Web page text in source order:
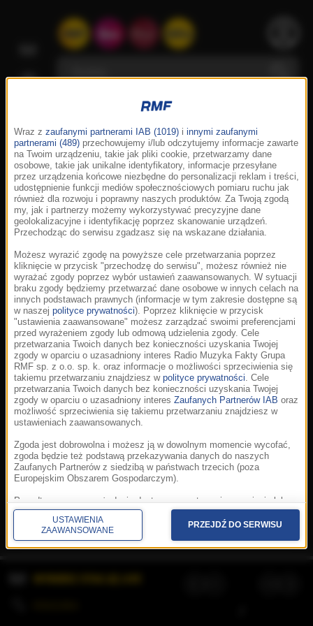
Korzystanie z portalu oznacza akceptację
Prywatność.Aplikacje.© 2026 Radio Muzyka
Fakty Grupa RMF sp. z o.o. sp. k.
Wraz z zaufanymi partnerami IAB (1019) i innymi zaufanymi
partnerami (489) przechowujemy i/lub odczytujemy informacje zawarte
na Twoim urządzeniu, takie jak pliki cookie, przetwarzamy dane
osobowe, takie jak unikalne identyfikatory, informacje przesyłane
przez urządzenia końcowe niezbędne do personalizacji reklam i treści,
udostępnienie funkcji mediów społecznościowych pomiaru ruchu jak
również dla rozwoju i poprawny naszych produktów. Za Twoją zgodą
my, jak i partnerzy możemy wykorzystywać precyzyjne dane
geolokalizacyjne i identyfikację poprzez skanowanie urządzeń.
Przechodząc do serwisu zgadzasz się na wskazane działania.
Możesz wyrazić zgodę na powyższe cele przetwarzania poprzez
kliknięcie w przycisk "przechodzę do serwisu", możesz również nie
wyrażać zgody poprzez wybór ustawień zaawansowanych. W sytuacji
braku zgody będziemy przetwarzać dane osobowe w innych celach na
innych podstawach prawnych (informacje w tym zakresie dostępne są
w naszej polityce prywatności). Poprzez kliknięcie w przycisk
"ustawienia zaawansowane" możesz zarządzać swoimi preferencjami
przed wyrażeniem zgody lub odmową udzielenia zgody. Cele
przetwarzania Twoich danych bez konieczności uzyskania Twojej
zgody w oparciu o uzasadniony interes Radio Muzyka Fakty Grupa
RMF sp. z o.o. sp. k. oraz informacje o możliwości sprzeciwienia się
takiemu przetwarzaniu znajdziesz w polityce prywatności. Cele
przetwarzania Twoich danych bez konieczności uzyskania Twojej
zgody w oparciu o uzasadniony interes Zaufanych Partnerów IAB oraz
możliwość sprzeciwienia się takiemu przetwarzaniu znajdziesz w
ustawieniach zaawansowanych.
Zgoda jest dobrowolna i możesz ją w dowolnym momencie wycofać,
zgoda będzie też podstawą przekazywania danych do naszych
Zaufanych Partnerów z siedzibą w państwach trzecich (poza
Europejskim Obszarem Gospodarczym).
Ponadto masz prawo żądania dostępu, sprostowania, usunięcia lub
ograniczenia przetwarzania danych, a także złożenia skargi do
Prezesa Urzędu Ochrony Danych Osobowych. W polityce prywatności
znajdziesz informacje jak wykonać swoje prawa. Szczegółowe
informacje na temat przetwarzania Twoich danych znajdują się w
USTAWIENIA
ZAAWANSOWANE
PRZEJDŹ DO SERWISU